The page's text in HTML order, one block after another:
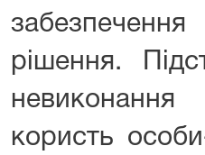
рішення.
користь